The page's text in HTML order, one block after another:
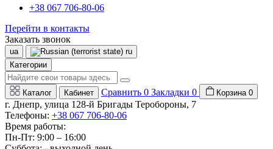
+38 067 706-80-06
Перейти в контакты
Заказать звонок
ua
ru
Категории
Каталог Кабинет Сравнить 0 Закладки 0 Корзина 0
г. Днепр, улица 128-й Бригады Теробороны, 7
Телефоны: +38 067 706-80-06
Время работы:
Пн-Пт: 9:00 – 16:00